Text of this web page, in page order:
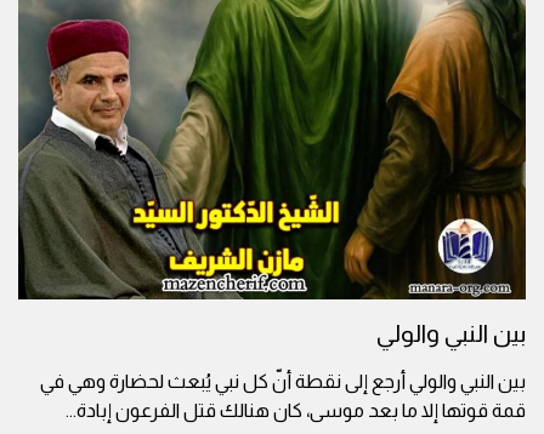
بين النبي والولي
بين النبي والولي أرجع إلى نقطة أنّ كل نبي يُبعث لحضارة وهي في
قمة قوتها إلا ما بعد موسى، كان هنالك قتل الفرعون إبادة...